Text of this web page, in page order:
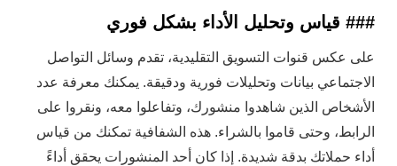
### قياس وتحليل الأداء بشكل فوري
على عكس قنوات التسويق التقليدية، تقدم وسائل التواصل
الاجتماعي بيانات وتحليلات فورية ودقيقة. يمكنك معرفة عدد
الأشخاص الذين شاهدوا منشورك، وتفاعلوا معه، ونقروا على
الرابط، وحتى قاموا بالشراء. هذه الشفافية تمكنك من قياس
أداء حملاتك بدقة شديدة. إذا كان أحد المنشورات يحقق أداءً